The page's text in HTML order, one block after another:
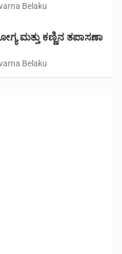
Belaku
ಮತ್ತು ಕಣ್ಣಿನ ತಪಾಸಣಾ
Belaku